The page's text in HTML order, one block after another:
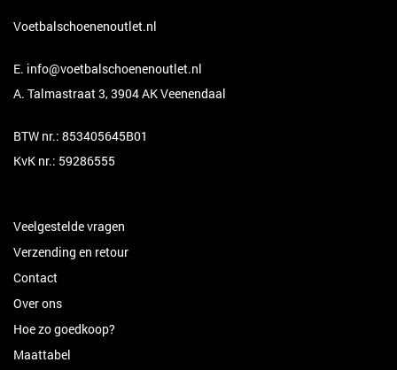
Voetbalschoenenoutlet.nl
E. info@voetbalschoenenoutlet.nl
A. Talmastraat 3, 3904 AK Veenendaal
BTW nr.: 853405645B01
KvK nr.: 59286555
Veelgestelde vragen
Verzending en retour
Contact
Over ons
Hoe zo goedkoop?
Maattabel